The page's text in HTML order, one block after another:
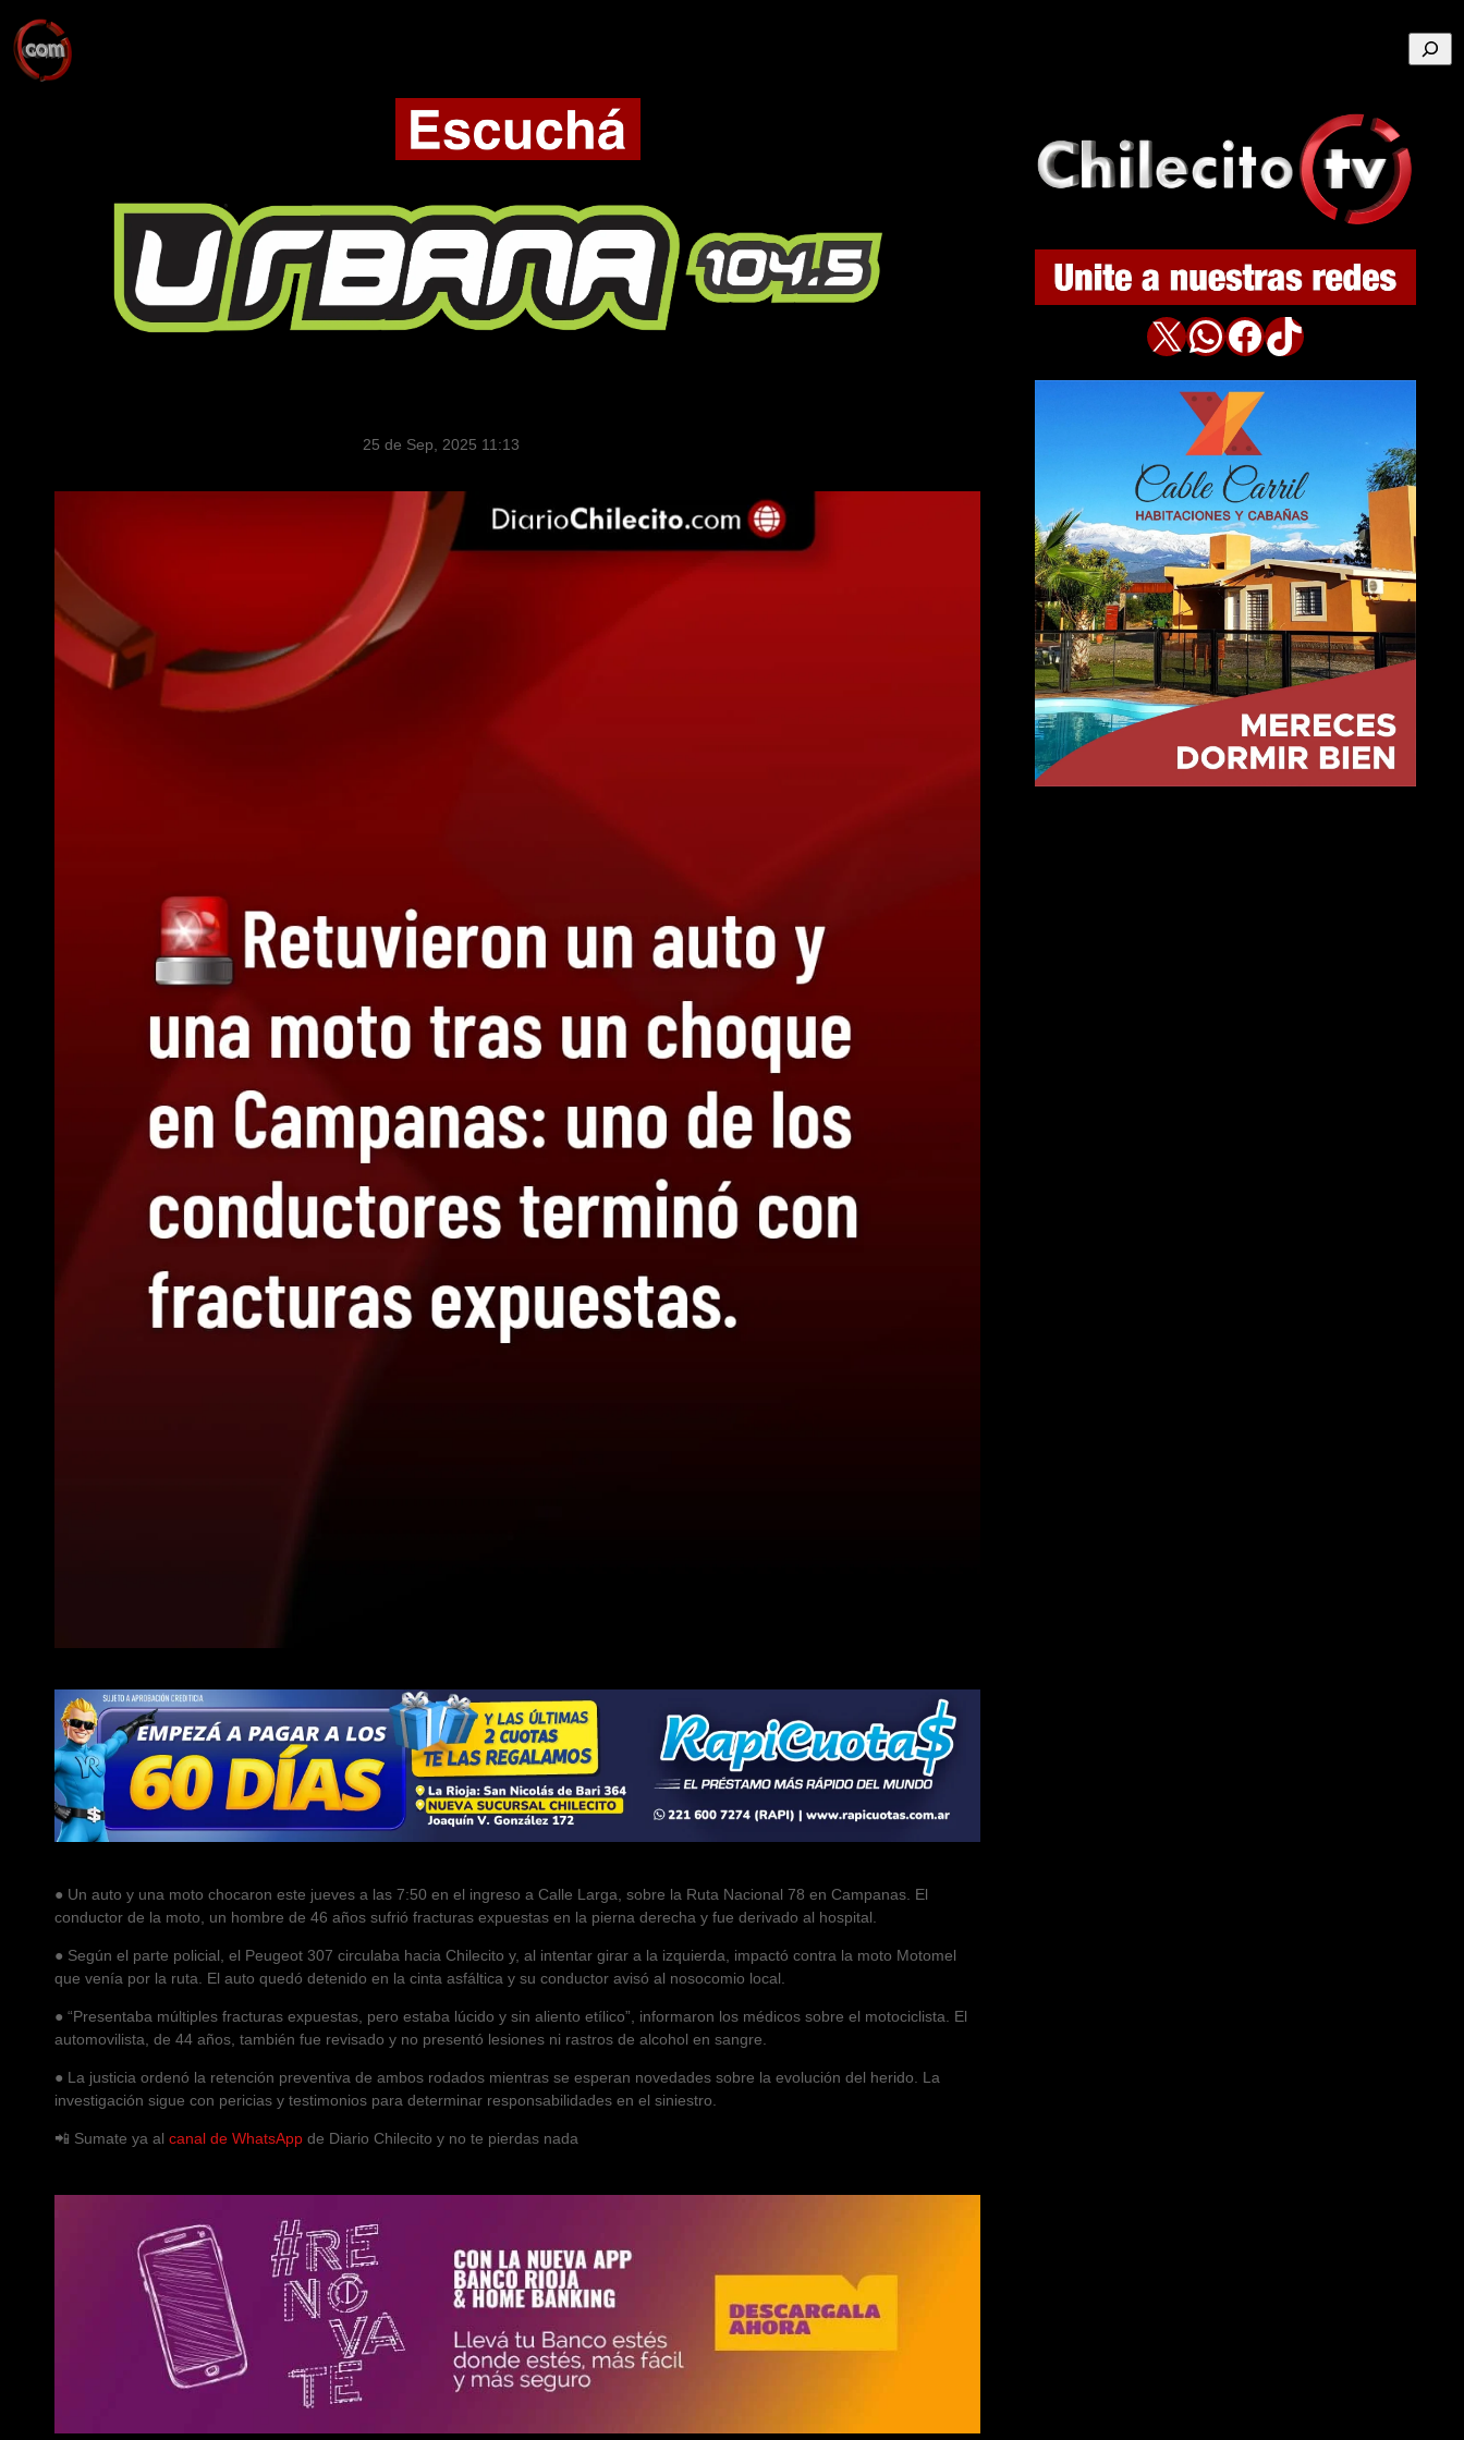
Buscar
25 de Sep, 2025 11:13
● Un auto y una moto chocaron este jueves a las 7:50 en el ingreso a Calle Larga, sobre la Ruta Nacional 78 en Campanas. El
conductor de la moto, un hombre de 46 años sufrió fracturas expuestas en la pierna derecha y fue derivado al hospital.
● Según el parte policial, el Peugeot 307 circulaba hacia Chilecito y, al intentar girar a la izquierda, impactó contra la moto Motomel
que venía por la ruta. El auto quedó detenido en la cinta asfáltica y su conductor avisó al nosocomio local.
● “Presentaba múltiples fracturas expuestas, pero estaba lúcido y sin aliento etílico”, informaron los médicos sobre el motociclista. El
automovilista, de 44 años, también fue revisado y no presentó lesiones ni rastros de alcohol en sangre.
● La justicia ordenó la retención preventiva de ambos rodados mientras se esperan novedades sobre la evolución del herido. La
investigación sigue con pericias y testimonios para determinar responsabilidades en el siniestro.
📲 Sumate ya al canal de WhatsApp de Diario Chilecito y no te pierdas nada
X WhatsApp Facebook TikTok